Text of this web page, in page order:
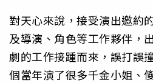
對天心來說，接受演出邀約
及導演、角色等工作夥伴，
劇的工作接踵而來，誤打誤
個當年演了很多千金小姐、